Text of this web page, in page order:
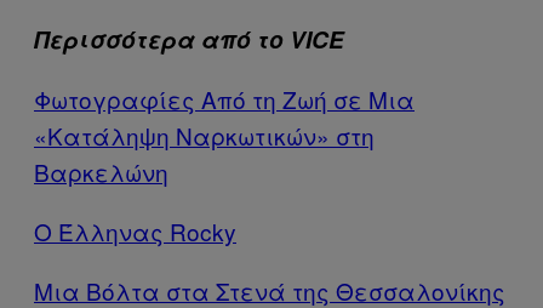
Περισσότερα από το VICE
Φωτογραφίες Από τη Ζωή σε Μια
«Κατάληψη Ναρκωτικών» στη
Βαρκελώνη
Ο Έλληνας Rocky
Μια Βόλτα στα Στενά της Θεσσαλονίκης